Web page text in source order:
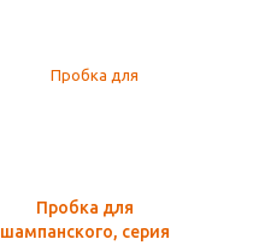
Пробка для
шампанского, серия